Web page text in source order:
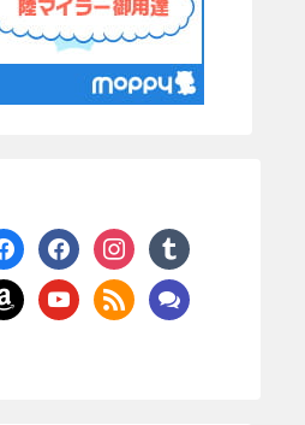
facebookinstagramtumblr
youtube rss comments